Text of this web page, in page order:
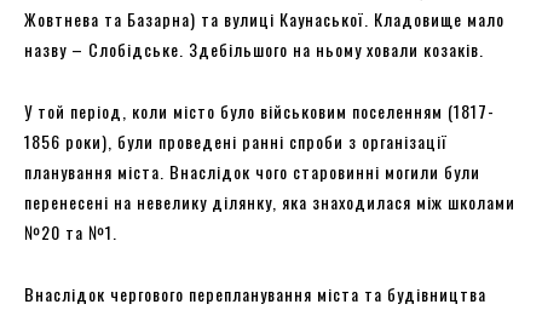
Жовтнева та Базарна) та вулиці Каунаської. Кладовище мало
назву – Слобідське. Здебільшого на ньому ховали козаків.
У той період, коли місто було військовим поселенням (1817-
1856 роки), були проведені ранні спроби з організації
планування міста. Внаслідок чого старовинні могили були
перенесені на невелику ділянку, яка знаходилася між школами
№20 та №1.
Внаслідок чергового перепланування міста та будівництва